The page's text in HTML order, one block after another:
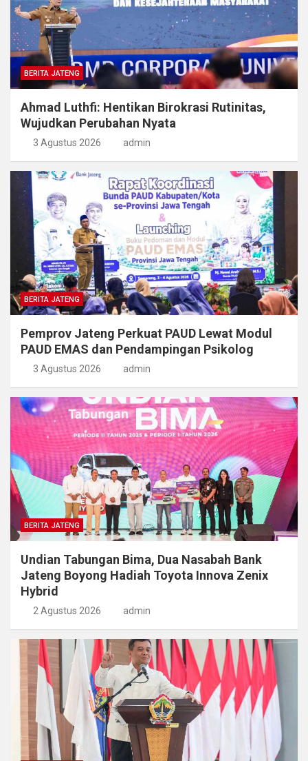
BERITA JATENG
Ahmad Luthfi: Hentikan Birokrasi Rutinitas,
Wujudkan Perubahan Nyata
3 Agustus 2026 admin
BERITA JATENG
Pemprov Jateng Perkuat PAUD Lewat Modul
PAUD EMAS dan Pendampingan Psikolog
3 Agustus 2026 admin
BERITA JATENG
Undian Tabungan Bima, Dua Nasabah Bank
Jateng Boyong Hadiah Toyota Innova Zenix
Hybrid
2 Agustus 2026 admin